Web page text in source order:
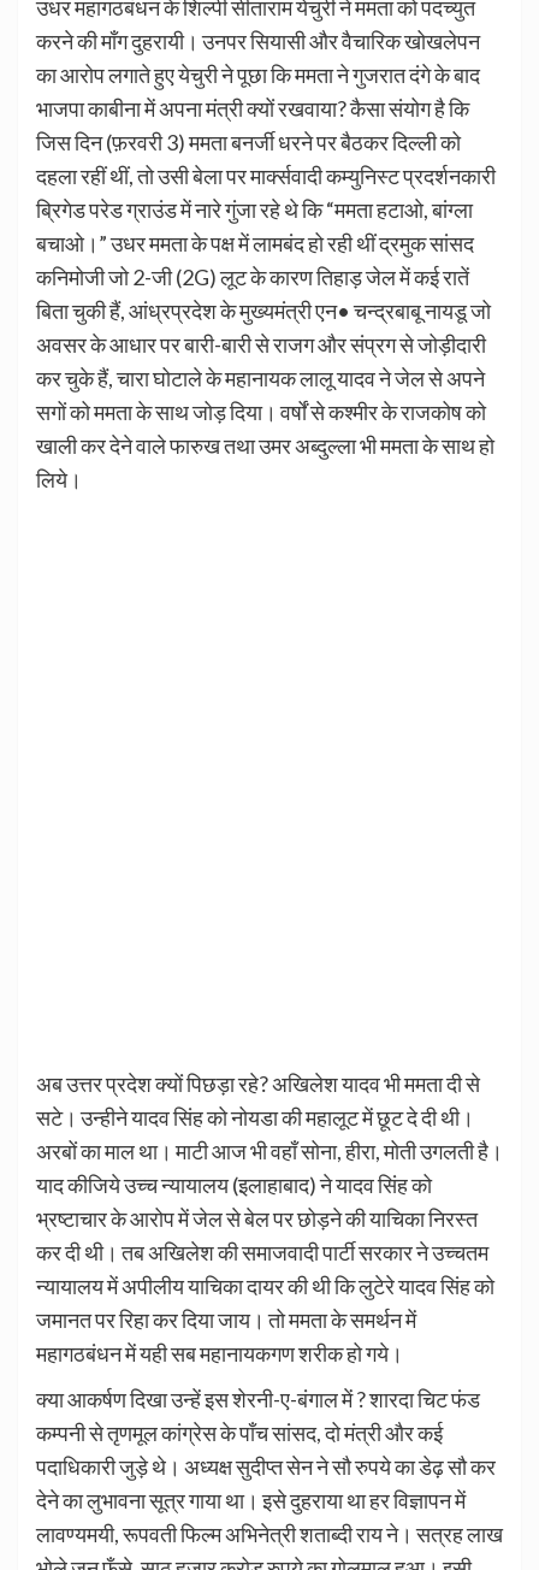
उधर महागठबंधन के शिल्पी सीताराम येचुरी ने ममता को पदच्युत
करने की माँग दुहरायी। उनपर सियासी और वैचारिक खोखलेपन
का आरोप लगाते हुए येचुरी ने पूछा कि ममता ने गुजरात दंगे के बाद
भाजपा काबीना में अपना मंत्री क्यों रखवाया? कैसा संयोग है कि
जिस दिन (फ़रवरी 3) ममता बनर्जी धरने पर बैठकर दिल्ली को
दहला रहीं थीं, तो उसी बेला पर मार्क्सवादी कम्युनिस्ट प्रदर्शनकारी
ब्रिगेड परेड ग्राउंड में नारे गुंजा रहे थे कि “ममता हटाओ, बांग्ला
बचाओ।” उधर ममता के पक्ष में लामबंद हो रही थीं द्रमुक सांसद
कनिमोजी जो 2-जी (2G) लूट के कारण तिहाड़ जेल में कई रातें
बिता चुकी हैं, आंध्रप्रदेश के मुख्यमंत्री एन• चन्द्रबाबू नायडू जो
अवसर के आधार पर बारी-बारी से राजग और संप्रग से जोड़ीदारी
कर चुके हैं, चारा घोटाले के महानायक लालू यादव ने जेल से अपने
सगों को ममता के साथ जोड़ दिया। वर्षों से कश्मीर के राजकोष को
खाली कर देने वाले फारुख तथा उमर अब्दुल्ला भी ममता के साथ हो
लिये।
अब उत्तर प्रदेश क्यों पिछड़ा रहे? अखिलेश यादव भी ममता दी से
सटे। उन्हीने यादव सिंह को नोयडा की महालूट में छूट दे दी थी।
अरबों का माल था। माटी आज भी वहाँ सोना, हीरा, मोती उगलती है।
याद कीजिये उच्च न्यायालय (इलाहाबाद) ने यादव सिंह को
भ्रष्टाचार के आरोप में जेल से बेल पर छोड़ने की याचिका निरस्त
कर दी थी। तब अखिलेश की समाजवादी पार्टी सरकार ने उच्चतम
न्यायालय में अपीलीय याचिका दायर की थी कि लुटेरे यादव सिंह को
जमानत पर रिहा कर दिया जाय। तो ममता के समर्थन में
महागठबंधन में यही सब महानायकगण शरीक हो गये।
क्या आकर्षण दिखा उन्हें इस शेरनी-ए-बंगाल में ? शारदा चिट फंड
कम्पनी से तृणमूल कांग्रेस के पाँच सांसद, दो मंत्री और कई
पदाधिकारी जुड़े थे। अध्यक्ष सुदीप्त सेन ने सौ रुपये का डेढ़ सौ कर
देने का लुभावना सूत्र गाया था। इसे दुहराया था हर विज्ञापन में
लावण्यमयी, रूपवती फिल्म अभिनेत्री शताब्दी राय ने। सत्रह लाख